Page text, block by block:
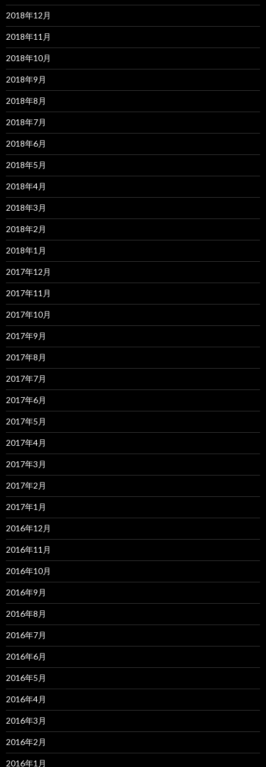
2018年12月
2018年11月
2018年10月
2018年9月
2018年8月
2018年7月
2018年6月
2018年5月
2018年4月
2018年3月
2018年2月
2018年1月
2017年12月
2017年11月
2017年10月
2017年9月
2017年8月
2017年7月
2017年6月
2017年5月
2017年4月
2017年3月
2017年2月
2017年1月
2016年12月
2016年11月
2016年10月
2016年9月
2016年8月
2016年7月
2016年6月
2016年5月
2016年4月
2016年3月
2016年2月
2016年1月